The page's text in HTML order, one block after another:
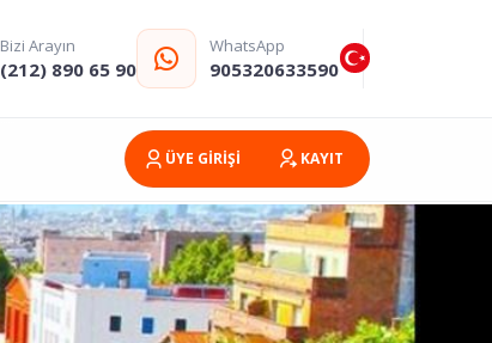
Bizi Arayın
(212) 890 65 90
WhatsApp
905320633590
ÜYE GİRİŞİ KAYIT